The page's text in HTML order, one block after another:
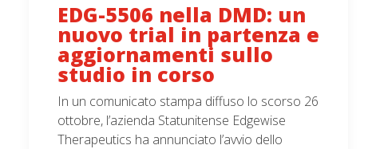
EDG-5506 nella DMD: un
nuovo trial in partenza e
aggiornamenti sullo
studio in corso
In un comunicato stampa diffuso lo scorso 26
ottobre, l’azienda Statunitense Edgewise
Therapeutics ha annunciato l’avvio dello